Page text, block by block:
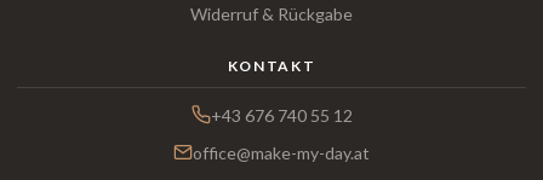
Widerruf & Rückgabe
KONTAKT
+43 676 740 55 12
office@make-my-day.at